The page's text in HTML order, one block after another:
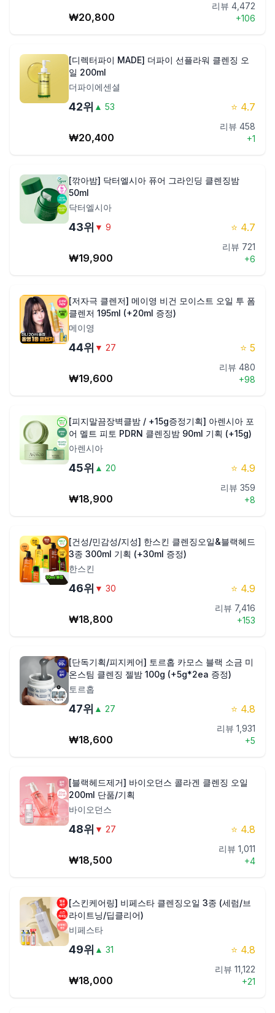
₩20,800
리뷰 4,472
+106
[디렉터파이 MADE] 더파이 선플라워 클렌징 오
일 200ml
더파이에센셜
42위 ▲ 53 ⭐ 4.7
₩20,400
리뷰 458
+1
[깎아밤] 닥터엘시아 퓨어 그라인딩 클렌징밤
50ml
닥터엘시아
43위 ▼ 9 ⭐ 4.7
₩19,900
리뷰 721
+6
[저자극 클렌저] 메이영 비건 모이스트 오일 투 폼
클렌저 195ml (+20ml 증정)
메이영
44위 ▼ 27 ⭐ 5
₩19,600
리뷰 480
+98
[피지말끔장벽클밤 / +15g증정기획] 아렌시아 포
어 멜트 피토 PDRN 클렌징밤 90ml 기획 (+15g)
아렌시아
45위 ▲ 20 ⭐ 4.9
₩18,900
리뷰 359
+8
[건성/민감성/지성] 한스킨 클렌징오일&블랙헤드
3종 300ml 기획 (+30ml 증정)
한스킨
46위 ▼ 30 ⭐ 4.9
₩18,800
리뷰 7,416
+153
[단독기획/피지케어] 토르홉 카모스 블랙 소금 미
온스팀 클렌징 젤밤 100g (+5g*2ea 증정)
토르홉
47위 ▲ 27 ⭐ 4.8
₩18,600
리뷰 1,931
+5
[블랙헤드제거] 바이오던스 콜라겐 클렌징 오일
200ml 단품/기획
바이오던스
48위 ▼ 27 ⭐ 4.8
₩18,500
리뷰 1,011
+4
[스킨케어링] 비페스타 클렌징오일 3종 (세럼/브
라이트닝/딥클리어)
비페스타
49위 ▲ 31 ⭐ 4.8
₩18,000
리뷰 11,122
+21